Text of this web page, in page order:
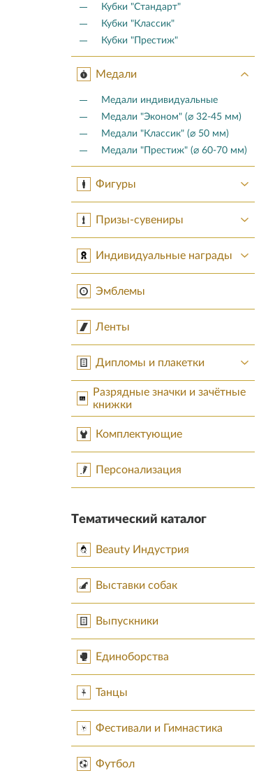
Кубки "Стандарт"
Кубки "Классик"
Кубки "Престиж"
Медали
Медали индивидуальные
Медали "Эконом" (⌀ 32-45 мм)
Медали "Классик" (⌀ 50 мм)
Медали "Престиж" (⌀ 60-70 мм)
Фигуры
Призы-сувениры
Индивидуальные награды
Эмблемы
Ленты
Дипломы и плакетки
Разрядные значки и зачётные
книжки
Комплектующие
Персонализация
Тематический каталог
Beauty Индустрия
Выставки собак
Выпускники
Единоборства
Танцы
Фестивали и Гимнастика
Футбол